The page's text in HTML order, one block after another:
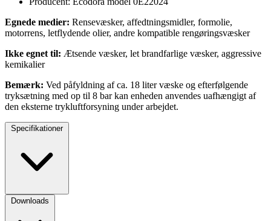
Egnede medier: Rensevæsker, affedtningsmidler, formolie,
motorrens, letflydende olier, andre kompatible rengøringsvæsker
Ikke egnet til: Ætsende væsker, let brandfarlige væsker, aggressive
kemikalier
Bemærk: Ved påfyldning af ca. 18 liter væske og efterfølgende
tryksætning med op til 8 bar kan enheden anvendes uafhængigt af
den eksterne trykluftforsyning under arbejdet.
Specifikationer
Downloads